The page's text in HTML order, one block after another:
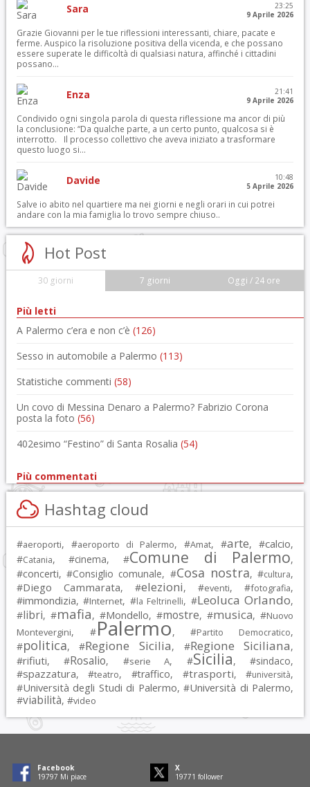
Sara
23:25
9 Aprile 2026
Grazie Giovanni per le tue riflessioni interessanti, chiare, pacate e
ferme. Auspico la risoluzione positiva della vicenda, e che possano
essere superate le difficoltà di qualsiasi natura, affinché i cittadini
possano...
Enza
21:41
9 Aprile 2026
Condivido ogni singola parola di questa riflessione ma ancor di più
la conclusione: “Da qualche parte, a un certo punto, qualcosa si è
interrotto. Il processo collettivo che aveva iniziato a trasformare
questo luogo si...
Davide
10:48
5 Aprile 2026
Salve io abito nel quartiere ma nei giorni e negli orari in cui potrei
andare con la mia famiglia lo trovo sempre chiuso..
Hot Post
30 giorni 7 giorni Oggi / 24 ore
Più letti
A Palermo c’era e non c’è (126)
Sesso in automobile a Palermo (113)
Statistiche commenti (58)
Un covo di Messina Denaro a Palermo? Fabrizio Corona
posta la foto (56)
402esimo “Festino” di Santa Rosalia (54)
Più commentati
Hashtag cloud
#aeroporti, #aeroporto di Palermo, #Amat, #arte, #calcio,
#Catania, #cinema, #Comune di Palermo,
#concerti, #Consiglio comunale, #Cosa nostra, #cultura,
#Diego Cammarata, #elezioni, #eventi, #fotografia,
#immondizia, #Internet, #la Feltrinelli, #Leoluca Orlando,
#libri, #mafia, #Mondello, #mostre, #musica, #Nuovo
Montevergini, #Palermo, #Partito Democratico,
#politica, #Regione Sicilia, #Regione Siciliana,
#rifiuti, #Rosalio, #serie A, #Sicilia, #sindaco,
#spazzatura, #teatro, #traffico, #trasporti, #università,
#Università degli Studi di Palermo, #Università di Palermo,
#viabilità, #video
Facebook
19797 Mi piace
X
19771 follower